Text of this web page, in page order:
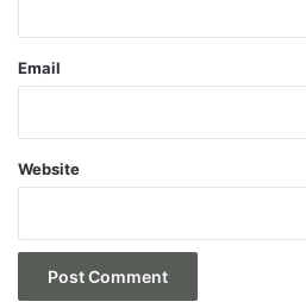
Email
Website